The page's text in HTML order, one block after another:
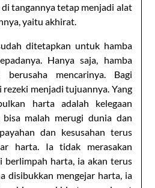
tangannya tetap menjadi alat
yaitu akhirat.
ditetapkan untuk hamba
Hanya saja, hamba
mencarinya. Bagi
rezeki menjadi tujuannya. Yang
harta adalah kelegaan
malah merugi dunia dan
dan kesusahan terus
harta. Ia tidak merasakan
berlimpah harta, ia akan terus
disibukkan mengejar harta, ia